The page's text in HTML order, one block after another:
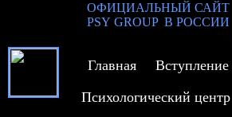
ОФИЦИАЛЬНЫЙ САЙТ
PSY GROUP В РОССИИ
Главная
Психологический центр